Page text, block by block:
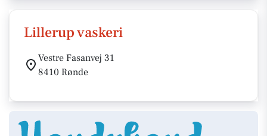
Lillerup vaskeri
Vestre Fasanvej 31
8410 Rønde